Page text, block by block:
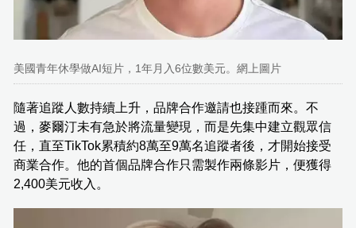
美國青年休學做AI短片，1年月入6位數美元。網上圖片
隨著追蹤人數持續上升，品牌合作邀請也接踵而來。不
過，麥爾汀未有急於將流量變現，而是先集中建立觀眾信
任，直至TikTok累積約8萬至9萬名追蹤者後，才開始接受
商業合作。他的首個品牌合作只需製作兩條影片，便獲得
2,400美元收入。